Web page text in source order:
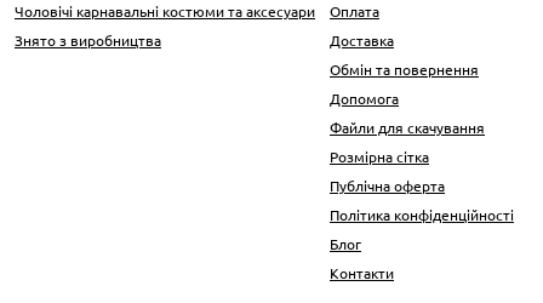
Чоловічі карнавальні костюми та аксесуари
Знято з виробництва
Оплата
Доставка
Обмін та повернення
Допомога
Файли для скачування
Розмірна сітка
Публічна оферта
Політика конфіденційності
Блог
Контакти